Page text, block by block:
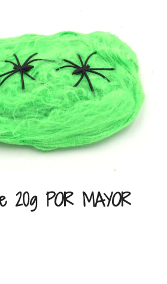
20g POR MAYOR